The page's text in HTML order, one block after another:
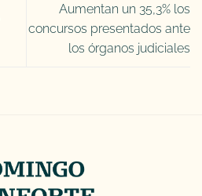
Aumentan un 35,3% los
concursos presentados ante
los órganos judiciales